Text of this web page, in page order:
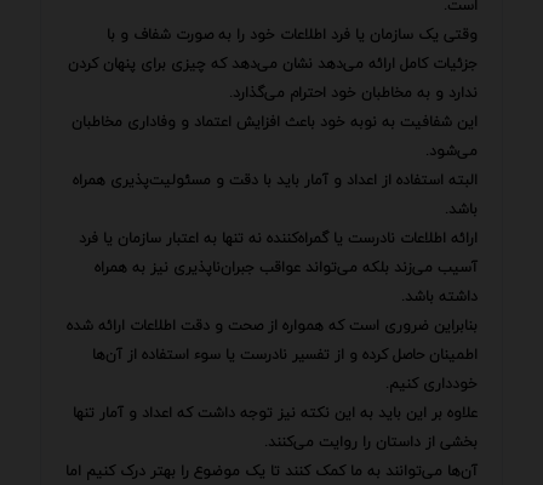
است.
وقتی یک سازمان یا فرد اطلاعات خود را به صورت شفاف و با
جزئیات کامل ارائه می‌دهد نشان می‌دهد که چیزی برای پنهان کردن
ندارد و به مخاطبان خود احترام می‌گذارد.
این شفافیت به نوبه خود باعث افزایش اعتماد و وفاداری مخاطبان
می‌شود.
البته استفاده از اعداد و آمار باید با دقت و مسئولیت‌پذیری همراه
باشد.
ارائه اطلاعات نادرست یا گمراه‌کننده نه تنها به اعتبار سازمان یا فرد
آسیب می‌زند بلکه می‌تواند عواقب جبران‌ناپذیری نیز به همراه
داشته باشد.
بنابراین ضروری است که همواره از صحت و دقت اطلاعات ارائه شده
اطمینان حاصل کرده و از تفسیر نادرست یا سوء استفاده از آن‌ها
خودداری کنیم.
علاوه بر این باید به این نکته نیز توجه داشت که اعداد و آمار تنها
بخشی از داستان را روایت می‌کنند.
آن‌ها می‌توانند به ما کمک کنند تا یک موضوع را بهتر درک کنیم اما